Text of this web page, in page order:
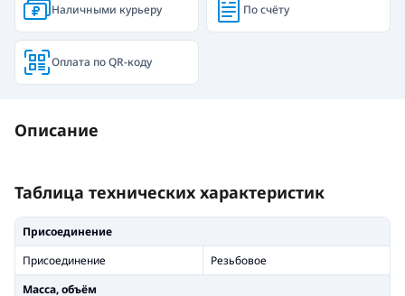
Наличными курьеру По счёту
Оплата по QR-коду
Описание
Таблица технических характеристик
Присоединение
Присоединение
Резьбовое
Масса, объём